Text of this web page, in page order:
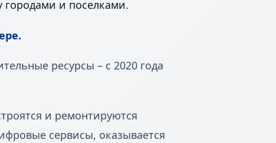
и поселками.
ресурсы – с 2020 года
и ремонтируются
сервисы, оказывается